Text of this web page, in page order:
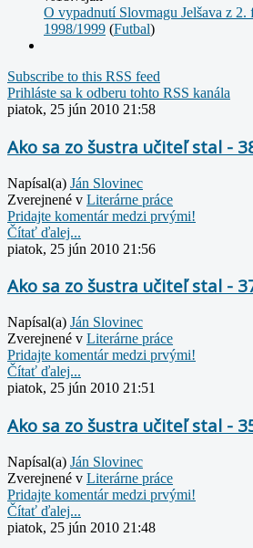
O vypadnutí Slovmagu Jelšava z 2.
1998/1999 (Futbal)
Subscribe to this RSS feed
Prihláste sa k odberu tohto RSS kanála
piatok, 25 jún 2010 21:58
Ako sa zo šustra učiteľ stal -
Napísal(a) Ján Slovinec
Zverejnené v Literárne práce
Pridajte komentár medzi prvými!
Čítať ďalej...
piatok, 25 jún 2010 21:56
Ako sa zo šustra učiteľ stal -
Napísal(a) Ján Slovinec
Zverejnené v Literárne práce
Pridajte komentár medzi prvými!
Čítať ďalej...
piatok, 25 jún 2010 21:51
Ako sa zo šustra učiteľ stal -
Napísal(a) Ján Slovinec
Zverejnené v Literárne práce
Pridajte komentár medzi prvými!
Čítať ďalej...
piatok, 25 jún 2010 21:48